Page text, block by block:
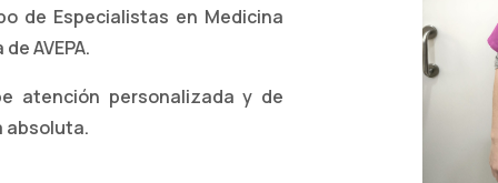
de Especialistas en Medicina
AVEPA.
atención personalizada y de
absoluta.